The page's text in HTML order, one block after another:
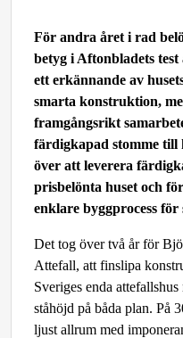
För andra året i rad
betyg i Aftonbladets
ett erkännande av
smarta konstruktion,
framgångsrikt
färdigkapad stomme till
över att leverera
prisbelönta huset och
enklare byggprocess
Det tog över två år för
Attefall, att finslipa
Sveriges enda
ståhöjd på båda plan. På
ljust allrum med